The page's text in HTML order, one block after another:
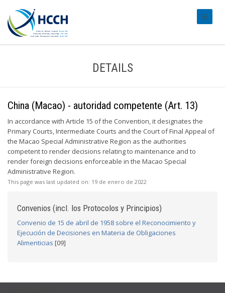
DETAILS
China (Macao) - autoridad competente (Art. 13)
In accordance with Article 15 of the Convention, it designates the
Primary Courts, Intermediate Courts and the Court of Final Appeal of
the Macao Special Administrative Region as the authorities
competent to render decisions relating to maintenance and to
render foreign decisions enforceable in the Macao Special
Administrative Region.
This page was last updated on: 19 de enero de 2022
Convenios (incl. los Protocolos y Principios)
Convenio de 15 de abril de 1958 sobre el Reconocimiento y
Ejecución de Decisiones en Materia de Obligaciones
Alimenticias [09]